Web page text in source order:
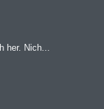
Nich...